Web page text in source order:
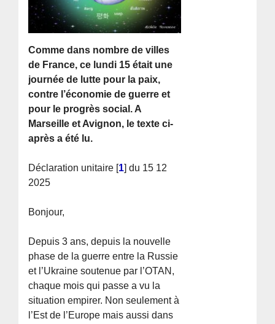
Comme dans nombre de villes
de France, ce lundi 15 était une
journée de lutte pour la paix,
contre l’économie de guerre et
pour le progrès social. A
Marseille et Avignon, le texte ci-
après a été lu.
Déclaration unitaire [1] du 15 12
2025
Bonjour,
Depuis 3 ans, depuis la nouvelle
phase de la guerre entre la Russie
et l’Ukraine soutenue par l’OTAN,
chaque mois qui passe a vu la
situation empirer. Non seulement à
l’Est de l’Europe mais aussi dans